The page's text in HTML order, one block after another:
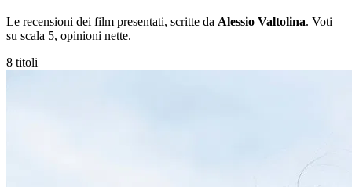
Le recensioni dei film presentati, scritte da Alessio Valtolina. Voti
su scala 5, opinioni nette.
8 titoli